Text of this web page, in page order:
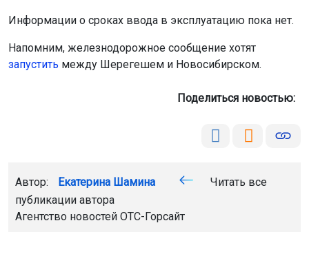
Информации о сроках ввода в эксплуатацию пока нет.
Напомним, железнодорожное сообщение хотят
запустить между Шерегешем и Новосибирском.
Поделиться новостью:
Автор: Екатерина Шамина
Читать все
публикации автора
Агентство новостей ОТС-Горсайт